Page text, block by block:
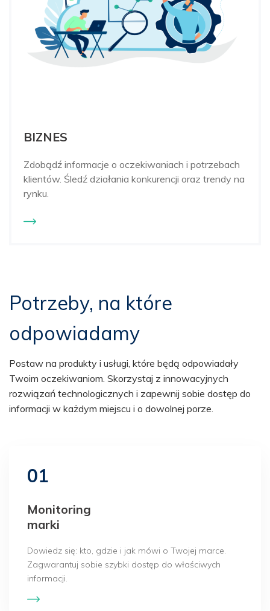
BIZNES
Zdobądź informacje o oczekiwaniach i potrzebach
klientów. Śledź działania konkurencji oraz trendy na
rynku.
Potrzeby, na które
odpowiadamy
Postaw na produkty i usługi, które będą odpowiadały
Twoim oczekiwaniom. Skorzystaj z innowacyjnych
rozwiązań technologicznych i zapewnij sobie dostęp do
informacji w każdym miejscu i o dowolnej porze.
01
Monitoring
marki
Dowiedz się: kto, gdzie i jak mówi o Twojej marce.
Zagwarantuj sobie szybki dostęp do właściwych
informacji.